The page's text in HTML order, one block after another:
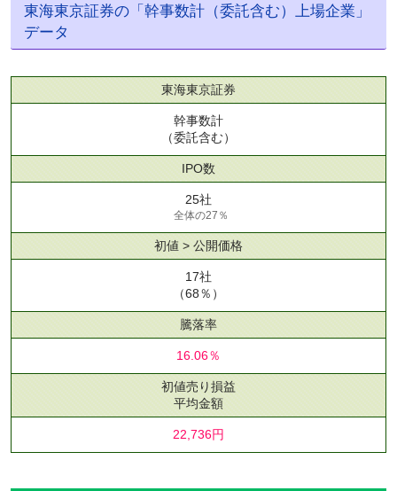
東海東京証券の「幹事数計（委託含む）上場企業」
データ
東海東京証券
幹事数計
（委託含む）
IPO数
25社
全体の27％
初値 > 公開価格
17社
（68％）
騰落率
16.06％
初値売り損益
平均金額
22,736円